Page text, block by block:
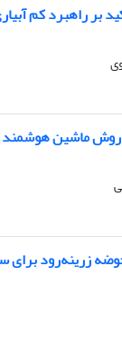
بر راهبرد کم
ماشین هوشمند
زرینه‌رود برای